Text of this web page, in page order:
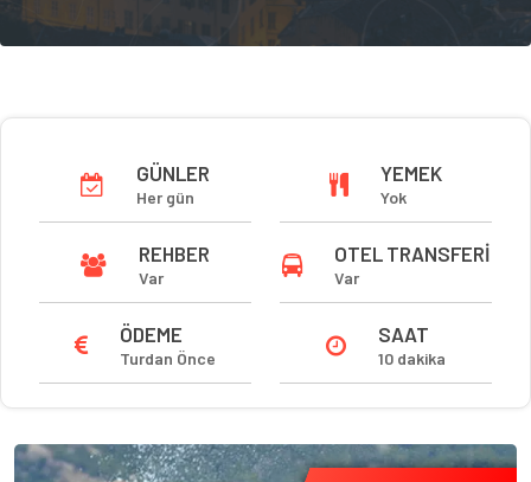
GÜNLER
Her gün
YEMEK
Yok
REHBER
Var
OTEL TRANSFERI
Var
ÖDEME
Turdan Önce
SAAT
10 dakika